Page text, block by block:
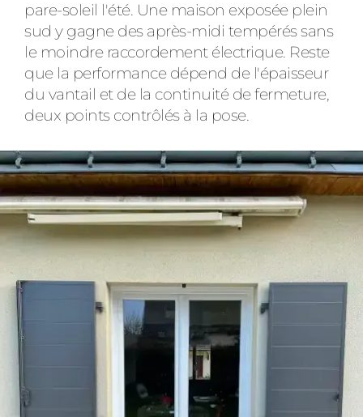
pare-soleil l'été. Une maison exposée plein
sud y gagne des après-midi tempérés sans
le moindre raccordement électrique. Reste
que la performance dépend de l'épaisseur
du vantail et de la continuité de fermeture,
deux points contrôlés à la pose.